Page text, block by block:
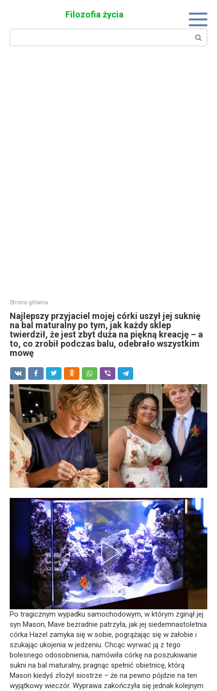
Filozofia życia
Search:
Strona główna
Najlepszy przyjaciel mojej córki uszył jej suknię
na bal maturalny po tym, jak każdy sklep
twierdził, że jest zbyt duża na piękną kreację – a
to, co zrobił podczas balu, odebrało wszystkim
mowę
Po tragicznym wypadku samochodowym, w którym zginął jej
syn Mason, Mave bezradnie patrzyła, jak jej siedemnastoletnia
córka Hazel zamyka się w sobie, pogrążając się w żałobie i
szukając ukojenia w jedzeniu. Chcąc wyrwać ją z tego
bolesnego odosobnienia, namówiła córkę na poszukiwanie
sukni na bal maturalny, pragnąc spełnić obietnicę, którą
Mason kiedyś złożył siostrze – że na pewno pójdzie na ten
wyjątkowy wieczór. Wyprawa zakończyła się jednak kolejnym